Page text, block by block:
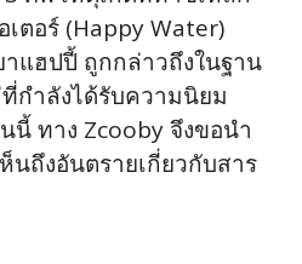
ตอร์ (Happy Water)
แฮปปี้ ถูกกล่าวถึงในฐาน
กำลังได้รับความนิยม
นี้ ทาง Zcooby จึงขอนำ
นถึงอันตรายเกี่ยวกับสาร